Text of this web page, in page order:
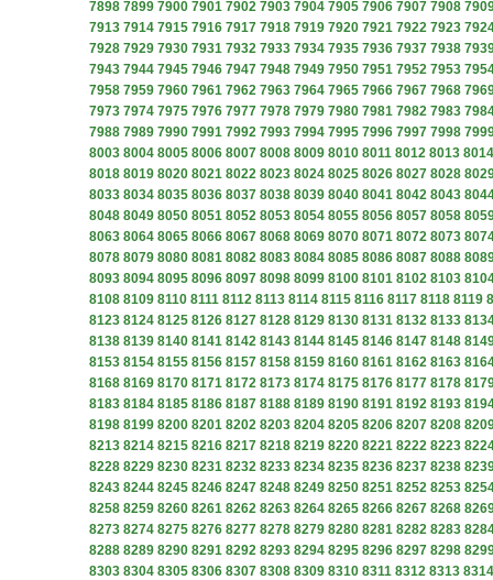
7898 7899 7900 7901 7902 7903 7904 7905 7906 7907 7908
7913 7914 7915 7916 7917 7918 7919 7920 7921 7922 7923
7928 7929 7930 7931 7932 7933 7934 7935 7936 7937 7938
7943 7944 7945 7946 7947 7948 7949 7950 7951 7952 7953
7958 7959 7960 7961 7962 7963 7964 7965 7966 7967 7968
7973 7974 7975 7976 7977 7978 7979 7980 7981 7982 7983
7988 7989 7990 7991 7992 7993 7994 7995 7996 7997 7998
8003 8004 8005 8006 8007 8008 8009 8010 8011 8012 8013 8014
8018 8019 8020 8021 8022 8023 8024 8025 8026 8027 8028
8033 8034 8035 8036 8037 8038 8039 8040 8041 8042 8043
8048 8049 8050 8051 8052 8053 8054 8055 8056 8057 8058
8063 8064 8065 8066 8067 8068 8069 8070 8071 8072 8073
8078 8079 8080 8081 8082 8083 8084 8085 8086 8087 8088
8093 8094 8095 8096 8097 8098 8099 8100 8101 8102 8103
8108 8109 8110 8111 8112 8113 8114 8115 8116 8117 8118 8119
8123 8124 8125 8126 8127 8128 8129 8130 8131 8132 8133
8138 8139 8140 8141 8142 8143 8144 8145 8146 8147 8148
8153 8154 8155 8156 8157 8158 8159 8160 8161 8162 8163
8168 8169 8170 8171 8172 8173 8174 8175 8176 8177 8178
8183 8184 8185 8186 8187 8188 8189 8190 8191 8192 8193
8198 8199 8200 8201 8202 8203 8204 8205 8206 8207 8208
8213 8214 8215 8216 8217 8218 8219 8220 8221 8222 8223
8228 8229 8230 8231 8232 8233 8234 8235 8236 8237 8238
8243 8244 8245 8246 8247 8248 8249 8250 8251 8252 8253
8258 8259 8260 8261 8262 8263 8264 8265 8266 8267 8268
8273 8274 8275 8276 8277 8278 8279 8280 8281 8282 8283
8288 8289 8290 8291 8292 8293 8294 8295 8296 8297 8298
8303 8304 8305 8306 8307 8308 8309 8310 8311 8312 8313 8314